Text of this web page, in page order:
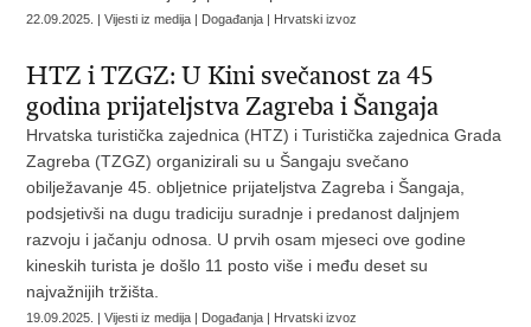
22.09.2025. | Vijesti iz medija | Događanja | Hrvatski izvoz
HTZ i TZGZ: U Kini svečanost za 45
godina prijateljstva Zagreba i Šangaja
Hrvatska turistička zajednica (HTZ) i Turistička zajednica Grada
Zagreba (TZGZ) organizirali su u Šangaju svečano
obilježavanje 45. obljetnice prijateljstva Zagreba i Šangaja,
podsjetivši na dugu tradiciju suradnje i predanost daljnjem
razvoju i jačanju odnosa. U prvih osam mjeseci ove godine
kineskih turista je došlo 11 posto više i među deset su
najvažnijih tržišta.
19.09.2025. | Vijesti iz medija | Događanja | Hrvatski izvoz